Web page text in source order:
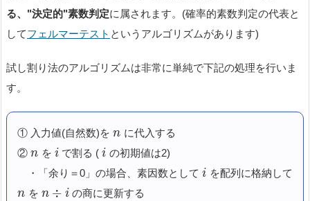
る、"決定的"素数判定に属されます。(確率的素数判定の代表と
してフェルマーテスト というアルゴリズムがあります)
試し割り法のアルゴリズムは非常に単純で下記の処理を行いま
す。
① 入力値(自然数)を n に代入する
② n を i で割る (i の初期値は2)
・「余り＝0」の場合、素因数として i を配列に格納して
n を n ÷ iの商に更新する